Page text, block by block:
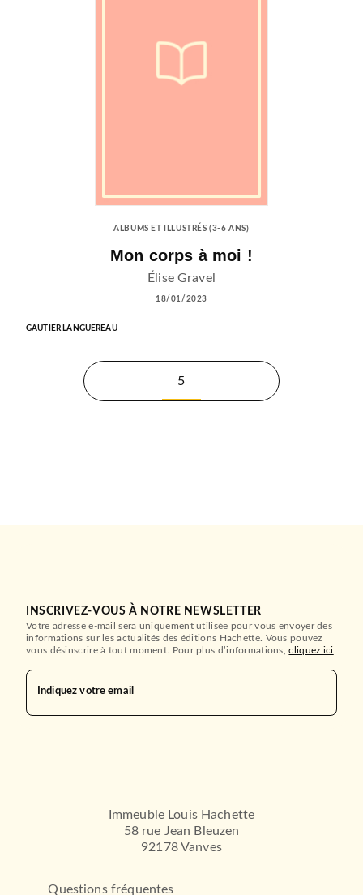
ALBUMS ET ILLUSTRÉS (3-6 ANS)
Mon corps à moi !
Élise Gravel
18/01/2023
GAUTIER LANGUEREAU
5
INSCRIVEZ-VOUS À NOTRE NEWSLETTER
Votre adresse e-mail sera uniquement utilisée pour vous envoyer des
informations sur les actualités des éditions Hachette. Vous pouvez
vous désinscrire à tout moment. Pour plus d’informations,cliquez ici
Indiquez votre email
Immeuble Louis Hachette
58 rue Jean Bleuzen
92178 Vanves
Questions fréquentes